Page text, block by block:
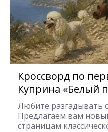
Кроссворд по
Куприна «Белый
Любите разгадывать
Предлагаем вам
страницам